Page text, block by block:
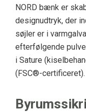
NORD bænk er
designudtryk, der
søjler er i
efterfølgende
i Sature
(FSC®-certificeret).